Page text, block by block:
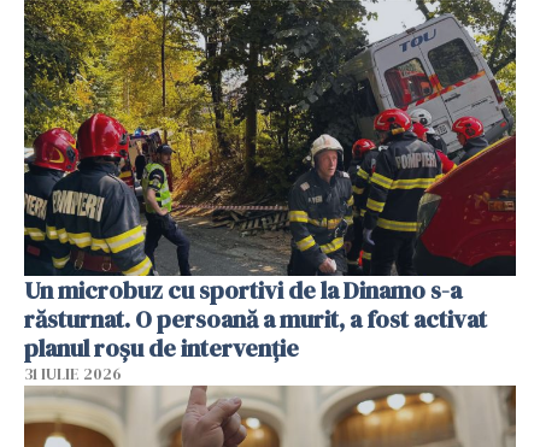
Un microbuz cu sportivi de la Dinamo s-a
răsturnat. O persoană a murit, a fost activat
planul roșu de intervenție
31 IULIE 2026